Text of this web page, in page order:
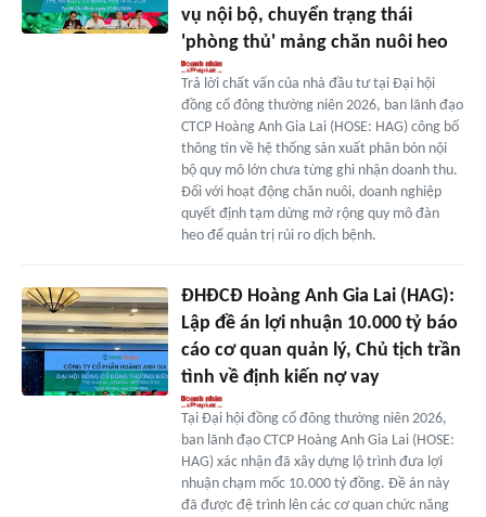
vụ nội bộ, chuyển trạng thái
'phòng thủ' mảng chăn nuôi heo
Trả lời chất vấn của nhà đầu tư tại Đại hội
đồng cổ đông thường niên 2026, ban lãnh đạo
CTCP Hoàng Anh Gia Lai (HOSE: HAG) công bố
thông tin về hệ thống sản xuất phân bón nội
bộ quy mô lớn chưa từng ghi nhận doanh thu.
Đối với hoạt động chăn nuôi, doanh nghiệp
quyết định tạm dừng mở rộng quy mô đàn
heo để quản trị rủi ro dịch bệnh.
ĐHĐCĐ Hoàng Anh Gia Lai (HAG):
Lập đề án lợi nhuận 10.000 tỷ báo
cáo cơ quan quản lý, Chủ tịch trần
tình về định kiến nợ vay
Tại Đại hội đồng cổ đông thường niên 2026,
ban lãnh đạo CTCP Hoàng Anh Gia Lai (HOSE:
HAG) xác nhận đã xây dựng lộ trình đưa lợi
nhuận chạm mốc 10.000 tỷ đồng. Đề án này
đã được đệ trình lên các cơ quan chức năng